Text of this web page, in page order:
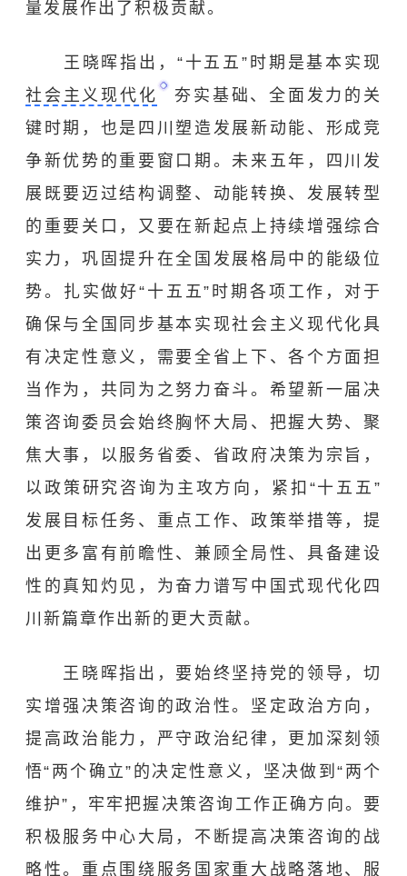
量发展作出了积极贡献。
王晓晖指出，“十五五”时期是基本实现
社会主义现代化
夯实基础、全面发力的关
键时期，也是四川塑造发展新动能、形成竞
争新优势的重要窗口期。未来五年，四川发
展既要迈过结构调整、动能转换、发展转型
的重要关口，又要在新起点上持续增强综合
实力，巩固提升在全国发展格局中的能级位
势。扎实做好“十五五”时期各项工作，对于
确保与全国同步基本实现社会主义现代化具
有决定性意义，需要全省上下、各个方面担
当作为，共同为之努力奋斗。希望新一届决
策咨询委员会始终胸怀大局、把握大势、聚
焦大事，以服务省委、省政府决策为宗旨，
以政策研究咨询为主攻方向，紧扣“十五五”
发展目标任务、重点工作、政策举措等，提
出更多富有前瞻性、兼顾全局性、具备建设
性的真知灼见，为奋力谱写中国式现代化四
川新篇章作出新的更大贡献。
王晓晖指出，要始终坚持党的领导，切
实增强决策咨询的政治性。坚定政治方向，
提高政治能力，严守政治纪律，更加深刻领
悟“两个确立”的决定性意义，坚决做到“两个
维护”，牢牢把握决策咨询工作正确方向。要
积极服务中心大局，不断提高决策咨询的战
略性。重点围绕服务国家重大战略落地、服